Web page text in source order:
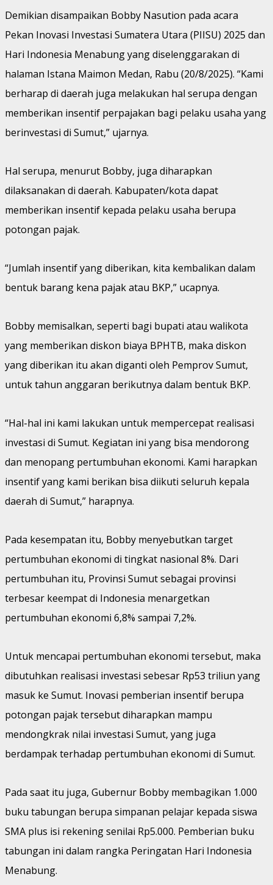
Demikian disampaikan Bobby Nasution pada acara
Pekan Inovasi Investasi Sumatera Utara (PIISU) 2025 dan
Hari Indonesia Menabung yang diselenggarakan di
halaman Istana Maimon Medan, Rabu (20/8/2025). “Kami
berharap di daerah juga melakukan hal serupa dengan
memberikan insentif perpajakan bagi pelaku usaha yang
berinvestasi di Sumut,” ujarnya.
Hal serupa, menurut Bobby, juga diharapkan
dilaksanakan di daerah. Kabupaten/kota dapat
memberikan insentif kepada pelaku usaha berupa
potongan pajak.
“Jumlah insentif yang diberikan, kita kembalikan dalam
bentuk barang kena pajak atau BKP,” ucapnya.
Bobby memisalkan, seperti bagi bupati atau walikota
yang memberikan diskon biaya BPHTB, maka diskon
yang diberikan itu akan diganti oleh Pemprov Sumut,
untuk tahun anggaran berikutnya dalam bentuk BKP.
“Hal-hal ini kami lakukan untuk mempercepat realisasi
investasi di Sumut. Kegiatan ini yang bisa mendorong
dan menopang pertumbuhan ekonomi. Kami harapkan
insentif yang kami berikan bisa diikuti seluruh kepala
daerah di Sumut,” harapnya.
Pada kesempatan itu, Bobby menyebutkan target
pertumbuhan ekonomi di tingkat nasional 8%. Dari
pertumbuhan itu, Provinsi Sumut sebagai provinsi
terbesar keempat di Indonesia menargetkan
pertumbuhan ekonomi 6,8% sampai 7,2%.
Untuk mencapai pertumbuhan ekonomi tersebut, maka
dibutuhkan realisasi investasi sebesar Rp53 triliun yang
masuk ke Sumut. Inovasi pemberian insentif berupa
potongan pajak tersebut diharapkan mampu
mendongkrak nilai investasi Sumut, yang juga
berdampak terhadap pertumbuhan ekonomi di Sumut.
Pada saat itu juga, Gubernur Bobby membagikan 1.000
buku tabungan berupa simpanan pelajar kepada siswa
SMA plus isi rekening senilai Rp5.000. Pemberian buku
tabungan ini dalam rangka Peringatan Hari Indonesia
Menabung.